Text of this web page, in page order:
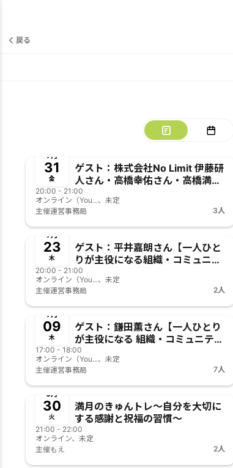
戻る
7月
31
金
ゲスト：株式会社No Limit 伊藤研
人さん・高橋幸佑さん・高橋満世
さん【一人ひとりが主役になる 組
織・コミュニティは 実現可能なの
か？アトリアの挑戦】
20:00 - 21:00
オンライン（You...、未定
主催運営事務局 3人
7月
23
木
ゲスト：平井嘉朗さん【一人ひと
りが主役になる組織・コミュニテ
ィは実現可能なのか？アトリアの
挑戦】
20:00 - 21:00
オンライン（You...、未定
主催運営事務局 2人
7月
09
木
ゲスト：鎌田薫さん【一人ひとり
が主役になる 組織・コミュニティ
は 実現可能なのか？アトリアの挑
戦】
17:00 - 18:00
オンライン（You...、未定
主催運営事務局 7人
6月
30
火
満月のきゅんトレ〜自分を大切に
する感謝と祝福の習慣〜
21:00 - 22:00
オンライン、未定
主催もえ 2人